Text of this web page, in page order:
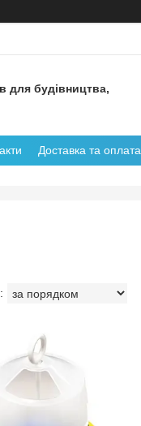
для будівництва,
Доставка та оплата